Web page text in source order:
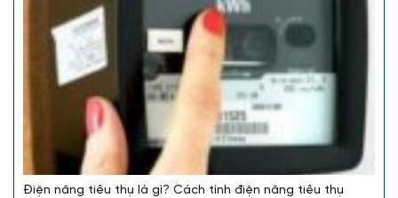
Điện năng tiêu thụ là gì? Cách tính điện năng tiêu thụ